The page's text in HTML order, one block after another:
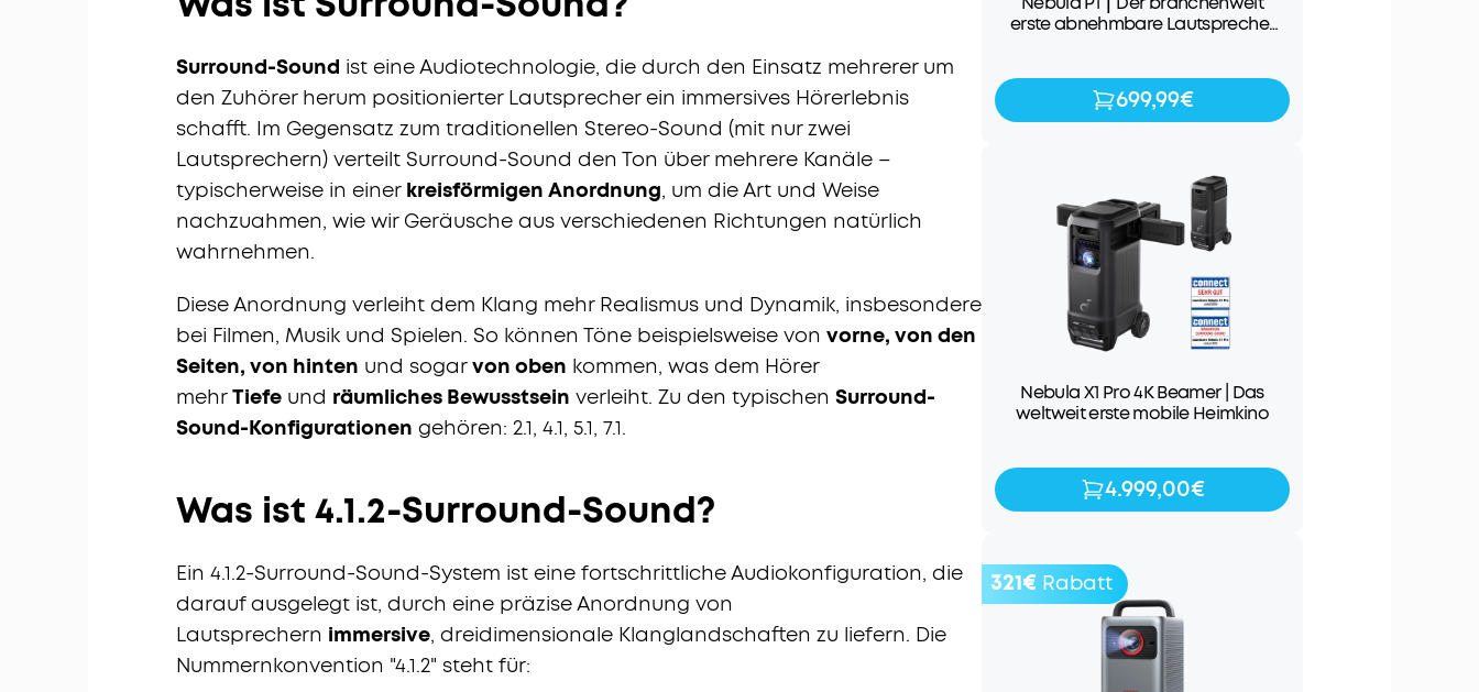
Surround-Sound ist eine Audiotechnologie, die durch den Einsatz mehrerer um
den Zuhörer herum positionierter Lautsprecher ein immersives Hörerlebnis
schafft. Im Gegensatz zum traditionellen Stereo-Sound (mit nur zwei
Lautsprechern) verteilt Surround-Sound den Ton über mehrere Kanäle –
typischerweise in einer kreisförmigen Anordnung, um die Art und Weise
nachzuahmen, wie wir Geräusche aus verschiedenen Richtungen natürlich
wahrnehmen.
Diese Anordnung verleiht dem Klang mehr Realismus und Dynamik, insbesondere
bei Filmen, Musik und Spielen. So können Töne beispielsweise von vorne, von den
Seiten, von hinten und sogar von oben kommen, was dem Hörer
mehr Tiefe und räumliches Bewusstsein verleiht. Zu den typischen Surround-
Sound-Konfigurationen gehören: 2.1, 4.1, 5.1, 7.1.
Was ist 4.1.2-Surround-Sound?
Ein 4.1.2-Surround-Sound-System ist eine fortschrittliche Audiokonfiguration, die
darauf ausgelegt ist, durch eine präzise Anordnung von
Lautsprechern immersive, dreidimensionale Klanglandschaften zu liefern. Die
Nummernkonvention "4.1.2" steht für:
erste abnehmbare Lautsprecher
699,99€799,99€
699,99€
Nebula X1 Pro 4K Beamer | Das
weltweit erste mobile Heimkino
4.999,00€
4.999,00€
321€ Rabatt